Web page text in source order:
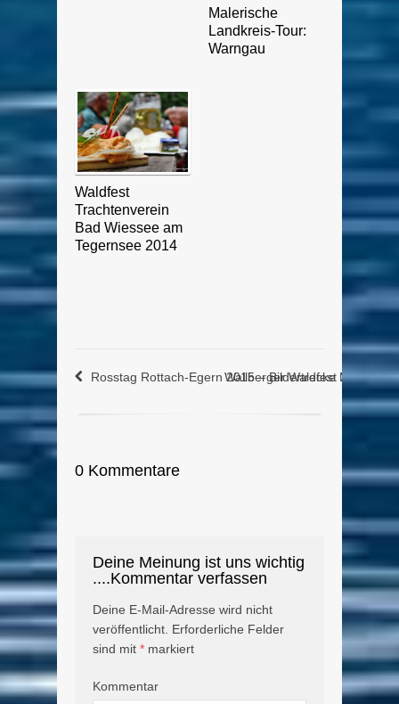
Malerische
Landkreis-Tour:
Warngau
Waldfest
Trachtenverein
Bad Wiessee am
Tegernsee 2014
Rosstag Rottach-Egern 2015 – Bildertrecke No. 2
Wallberger Waldfest 2015 –
0 Kommentare
Deine Meinung ist uns wichtig
....Kommentar verfassen
Deine E-Mail-Adresse wird nicht
veröffentlicht. Erforderliche Felder
sind mit * markiert
Kommentar